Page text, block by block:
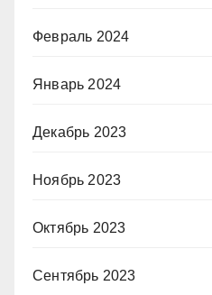
Февраль 2024
Январь 2024
Декабрь 2023
Ноябрь 2023
Октябрь 2023
Сентябрь 2023